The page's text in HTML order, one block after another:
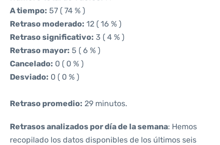
A tiempo: 57 ( 74 % )
Retraso moderado: 12 ( 16 % )
Retraso significativo: 3 ( 4 % )
Retraso mayor: 5 ( 6 % )
Cancelado: 0 ( 0 % )
Desviado: 0 ( 0 % )
Retraso promedio: 29 minutos.
Retrasos analizados por día de la semana: Hemos
recopilado los datos disponibles de los últimos seis